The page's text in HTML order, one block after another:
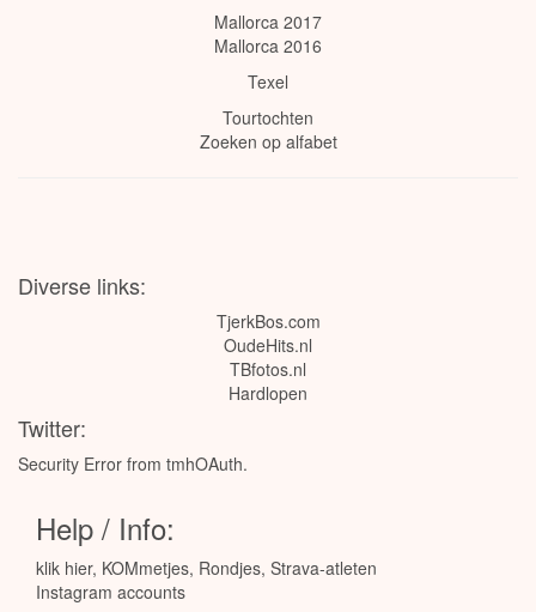
Mallorca 2017
Mallorca 2016
Texel
Tourtochten
Zoeken op alfabet
Diverse links:
TjerkBos.com
OudeHits.nl
TBfotos.nl
Hardlopen
Twitter:
Security Error from tmhOAuth.
Help / Info:
klik hier, KOMmetjes, Rondjes, Strava-atleten
Instagram accounts